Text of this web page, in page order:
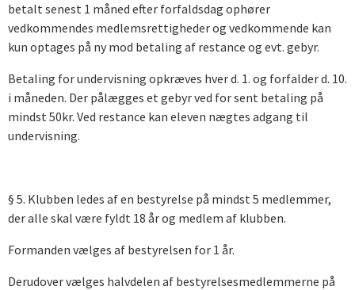
betalt senest 1 måned efter forfaldsdag ophører
vedkommendes medlemsrettigheder og vedkommende kan
kun optages på ny mod betaling af restance og evt. gebyr.
Betaling for undervisning opkræves hver d. 1. og forfalder d. 10.
i måneden. Der pålægges et gebyr ved for sent betaling på
mindst 50kr. Ved restance kan eleven nægtes adgang til
undervisning.
§ 5. Klubben ledes af en bestyrelse på mindst 5 medlemmer,
der alle skal være fyldt 18 år og medlem af klubben.
Formanden vælges af bestyrelsen for 1 år.
Derudover vælges halvdelen af bestyrelsesmedlemmerne på